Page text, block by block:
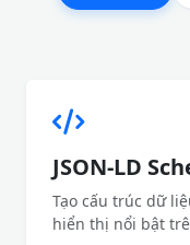
JSON-LD
Tạo cấu trúc dữ
hiển thị nổi bật